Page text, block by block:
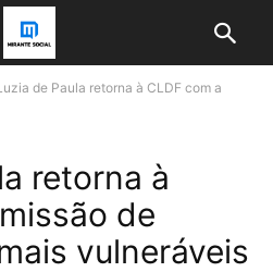
de Paula retorna à CLDF com a
retorna à
de
vulneráveis